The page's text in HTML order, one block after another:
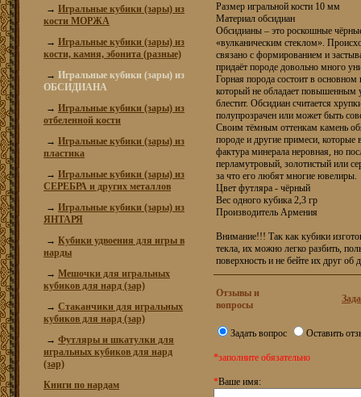
→ Игральные кубики (зары) из
кости МОРЖА
→ Игральные кубики (зары) из
кости, камня, эбонита (разные)
→ Игральные кубики (зары) из
ОБСИДИАНА
→ Игральные кубики (зары) из
отбеленной кости
→ Игральные кубики (зары) из
пластика
→ Игральные кубики (зары) из
СЕРЕБРА и других металлов
→ Игральные кубики (зары) из
ЯНТАРЯ
→ Кубики удвоения для игры в
нарды
→ Мешочки для игральных
кубиков для нард (зар)
→ Стаканчики для игральных
кубиков для нард (зар)
→ Футляры и шкатулки для
игральных кубиков для нард
(зар)
Книги по нардам
Размер игральной кости 10 мм
Материал обсидиан
Обсидианы – это роскошные
«вулканическим стеклом».
связано с формированием и
придаёт породе довольно много
Горная порода состоит в
который не обладает повышенным
блестит. Обсидиан считается
полупрозрачен или может быть
Своим тёмным оттенкам камень
породе и другие примеси,
фактура минерала неровная, но
перламутровый, золотистый или
за что его любят многие ювелиры.
Цвет футляра - чёрный
Вес одного кубика 2,3 гр
Производитель Армения
Внимание!!! Так как кубики
текла, их можно легко разбить,
поверхность и не бейте их друг
Отзывы и
вопросы
Задать вопрос Оставить
*заполните обязательно
*Ваше имя: